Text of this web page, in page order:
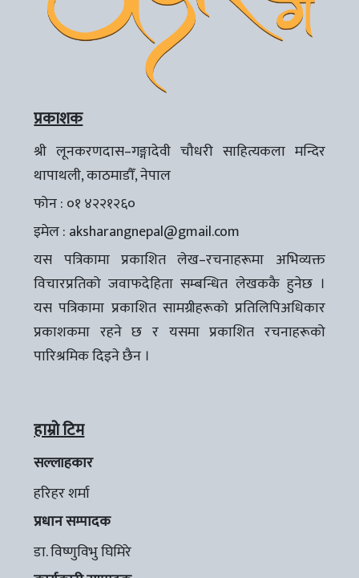
प्रकाशक
श्री लूनकरणदास–गङ्गादेवी चौधरी साहित्यकला मन्दिर
थापाथली, काठमाडौँ, नेपाल
फोन : ०१ ४२२१२६०
इमेल : aksharangnepal@gmail.com
यस पत्रिकामा प्रकाशित लेख–रचनाहरूमा अभिव्यक्त
विचारप्रतिको जवाफदेहिता सम्बन्धित लेखककै हुनेछ ।
यस पत्रिकामा प्रकाशित सामग्रीहरूको प्रतिलिपिअधिकार
प्रकाशकमा रहने छ र यसमा प्रकाशित रचनाहरूको
पारिश्रमिक दिइने छैन ।
हाम्रो टिम
सल्लाहकार
हरिहर शर्मा
प्रधान सम्पादक
डा. विष्णुविभु घिमिरे